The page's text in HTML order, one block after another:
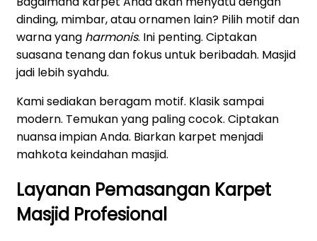
dinding, mimbar, atau ornamen lain? Pilih motif dan
warna yang harmonis. Ini penting. Ciptakan
suasana tenang dan fokus untuk beribadah. Masjid
jadi lebih syahdu.
Kami sediakan beragam motif. Klasik sampai
modern. Temukan yang paling cocok. Ciptakan
nuansa impian Anda. Biarkan karpet menjadi
mahkota keindahan masjid.
Layanan Pemasangan Karpet
Masjid Profesional